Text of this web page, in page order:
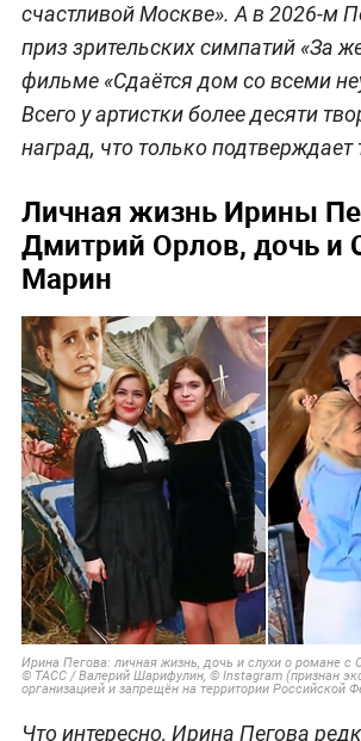
счастливой Москве». А в 2026-м
приз зрительских симпатий «За
фильме «Сдаётся дом со всеми
Всего у артистки более десяти
наград, что только
Личная жизнь Ирины
Дмитрий Орлов, дочь и
Марин
Ирина Пегова: личная жизнь, дочь и слухи о романе
© ТАСС / Валерий Шарифулин, © Instagram (признан
организацией и запрещён на территории Российской
Что интересно, Ирина Пегова